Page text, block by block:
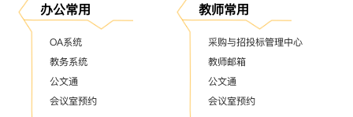
办公常用
OA系统
教务系统
公文通
会议室预约
教师常用
采购与招投标管理中心
教师邮箱
公文通
会议室预约